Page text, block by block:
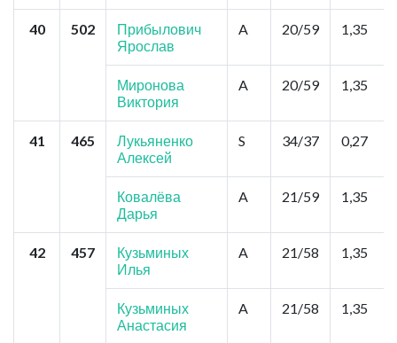
40 502
Прибылович
Ярослав
A 20/59 1,35
Миронова
Виктория
A 20/59 1,35
41 465
Лукьяненко
Алексей
S 34/37 0,27
Ковалёва
Дарья
A 21/59 1,35
42 457
Кузьминых
Илья
A 21/58 1,35
Кузьминых
Анастасия
A 21/58 1,35